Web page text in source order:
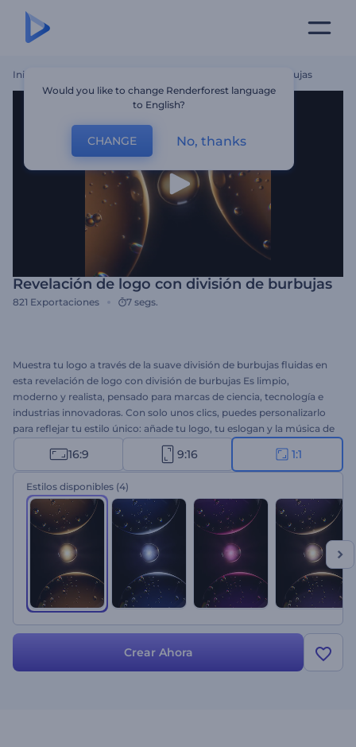
Inicio Revelación De Logo Con División De Burbujas
Revelación de logo con división de burbujas
821 Exportaciones 7 segs.
Muestra tu logo a través de la suave división de burbujas fluidas en
esta revelación de logo con división de burbujas Es limpio,
moderno y realista, pensado para marcas de ciencia, tecnología e
industrias innovadoras. Con solo unos clics, puedes personalizarlo
para reflejar tu estilo único: añade tu logo, tu eslogan y la música de
fondo. ¡Pruébalo ahora y haz que la apertura de tu logo sea
inolvidable!16:9 9:16 1:1
Estilos disponibles (4)
Crear Ahora
Would you like to change Renderforest language
to English?
CHANGE No, thanks